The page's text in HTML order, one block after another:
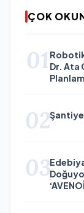
ÇOK
01 Dr. Ata
02
03